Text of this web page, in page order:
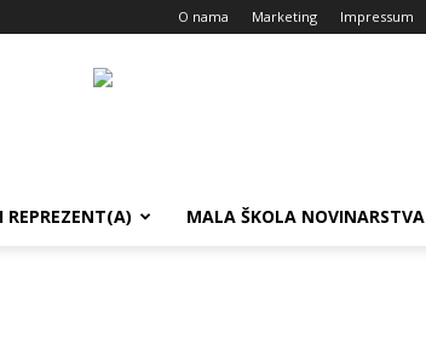
O nama Marketing Impressum
REPREZENT(A) MALA ŠKOLA NOVINARSTVA